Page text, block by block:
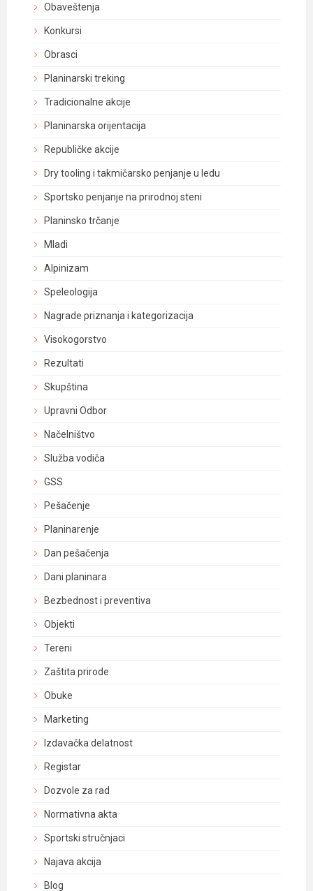
Obaveštenja
Konkursi
Obrasci
Planinarski treking
Tradicionalne akcije
Planinarska orijentacija
Republičke akcije
Dry tooling i takmičarsko penjanje u ledu
Sportsko penjanje na prirodnoj steni
Planinsko trčanje
Mladi
Alpinizam
Speleologija
Nagrade priznanja i kategorizacija
Visokogorstvo
Rezultati
Skupština
Upravni Odbor
Načelništvo
Služba vodiča
GSS
Pešačenje
Planinarenje
Dan pešačenja
Dani planinara
Bezbednost i preventiva
Objekti
Tereni
Zaštita prirode
Obuke
Marketing
Izdavačka delatnost
Registar
Dozvole za rad
Normativna akta
Sportski stručnjaci
Najava akcija
Blog